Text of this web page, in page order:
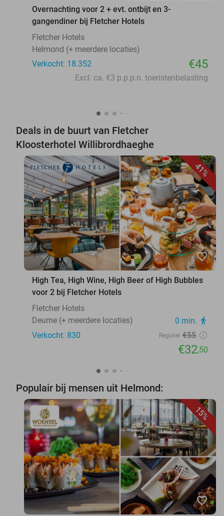
Overnachting voor 2 + evt. ontbijt en 3-
gangendiner bij Fletcher Hotels
Fletcher Hotels
Helmond (+ meerdere locaties)
Verkocht: 18.352
€45
Excl. ca. €3 p.p.p.n. toeristenbelasting
Deals in de buurt van Fletcher
Kloosterhotel Willibrordhaeghe
41%
favorite_border
High Tea, High Wine, High Beer of High Bubbles
voor 2 bij Fletcher Hotels
Fletcher Hotels
Deurne (+ meerdere locaties)
0 min. directions_walk
Verkocht: 830 Regulier €55
€32,50
Populair bij mensen uit Helmond:
15%
favorite_border